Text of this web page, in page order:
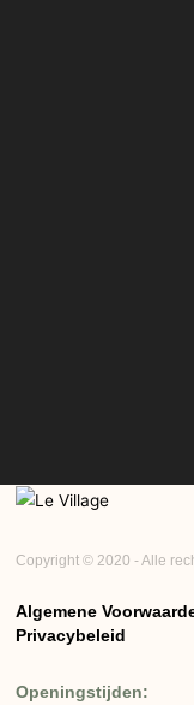
Copyright © 2020 - Alle
Algemene
Privacybeleid
Openingstijden: